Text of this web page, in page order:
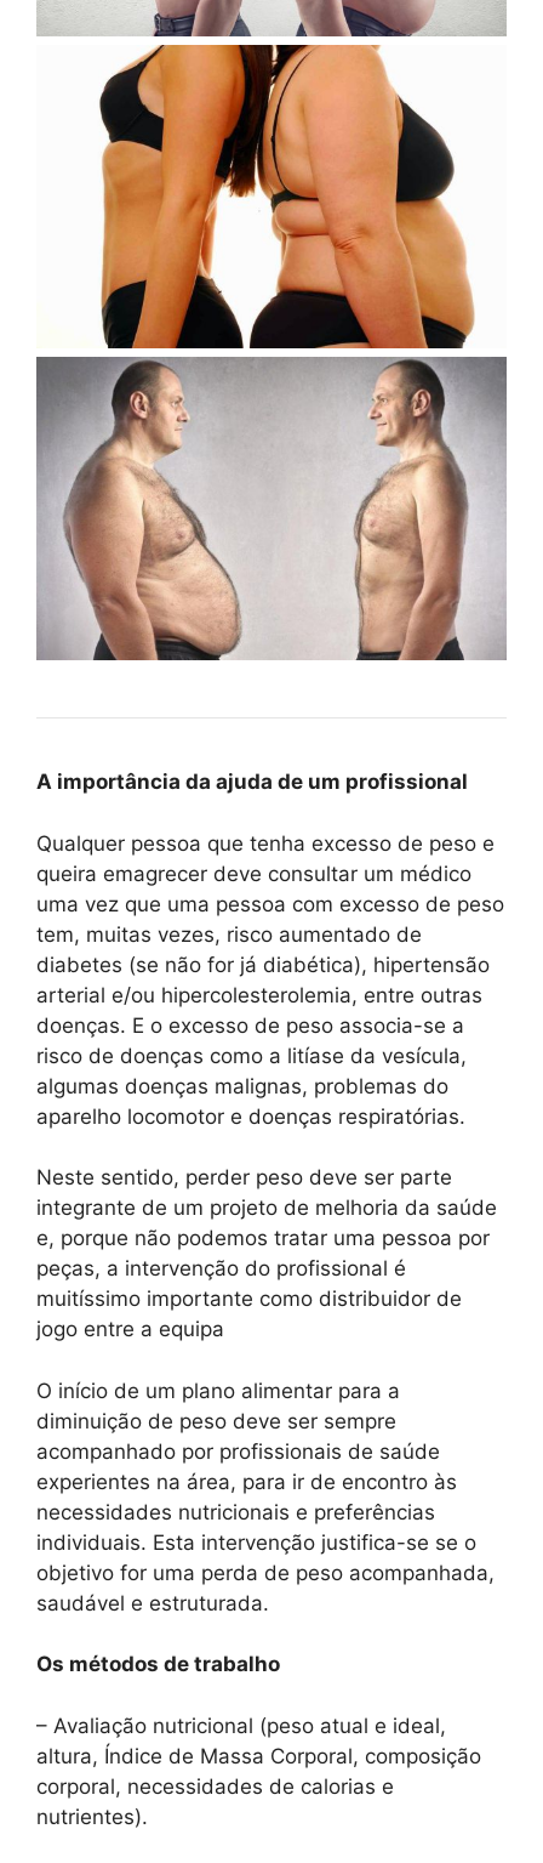
A importância da ajuda de um profissional
Qualquer pessoa que tenha excesso de peso e
queira emagrecer deve consultar um médico
uma vez que uma pessoa com excesso de peso
tem, muitas vezes, risco aumentado de
diabetes (se não for já diabética), hipertensão
arterial e/ou hipercolesterolemia, entre outras
doenças. E o excesso de peso associa-se a
risco de doenças como a litíase da vesícula,
algumas doenças malignas, problemas do
aparelho locomotor e doenças respiratórias.
Neste sentido, perder peso deve ser parte
integrante de um projeto de melhoria da saúde
e, porque não podemos tratar uma pessoa por
peças, a intervenção do profissional é
muitíssimo importante como distribuidor de
jogo entre a equipa
O início de um plano alimentar para a
diminuição de peso deve ser sempre
acompanhado por profissionais de saúde
experientes na área, para ir de encontro às
necessidades nutricionais e preferências
individuais. Esta intervenção justifica-se se o
objetivo for uma perda de peso acompanhada,
saudável e estruturada.
Os métodos de trabalho
– Avaliação nutricional (peso atual e ideal,
altura, Índice de Massa Corporal, composição
corporal, necessidades de calorias e
nutrientes).